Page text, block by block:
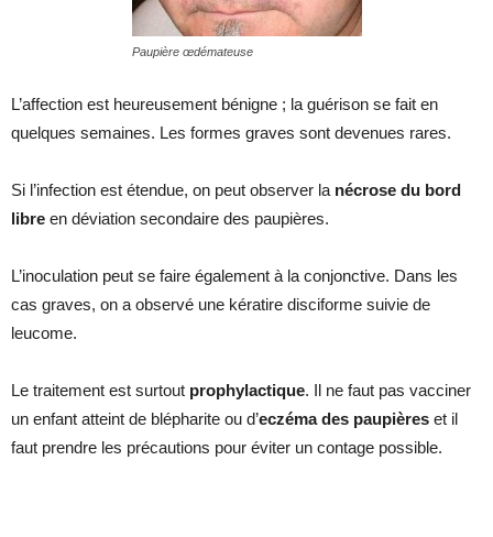
Paupière œdémateuse
L’affection est heureusement bénigne ; la guérison se fait en
quelques semaines. Les formes graves sont devenues rares.
Si l’infection est étendue, on peut observer la nécrose du bord
libre en déviation secondaire des paupières.
L’inoculation peut se faire également à la conjonctive. Dans les
cas graves, on a observé une kératire disciforme suivie de
leucome.
Le traitement est surtout prophylactique. Il ne faut pas vacciner
un enfant atteint de blépharite ou d’eczéma des paupières et il
faut prendre les précautions pour éviter un contage possible.